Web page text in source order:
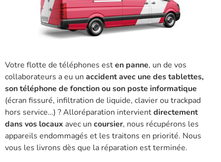
Votre flotte de téléphones esten panne, un de vos
collaborateurs a eu un accident avec une des tablettes,
son téléphone de fonction ou son poste informatique
(écran fissuré, infiltration de liquide, clavier ou trackpad
hors service…) ? Alloréparation intervientdirectement
dans vos locaux avec un coursier, nous récupérons les
appareils endommagés et les traitons en priorité. Nous
vous les livrons dès que la réparation est terminée.